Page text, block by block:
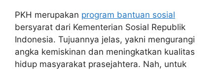
PKH merupakan program bantuan sosial
bersyarat dari Kementerian Sosial Republik
Indonesia. Tujuannya jelas, yakni mengurangi
angka kemiskinan dan meningkatkan kualitas
hidup masyarakat prasejahtera. Nah, untuk